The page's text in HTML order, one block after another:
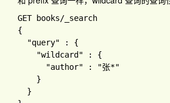
GET books
{
"query"
: {
"wildcard"
: {
"author"
:
"张*"
}